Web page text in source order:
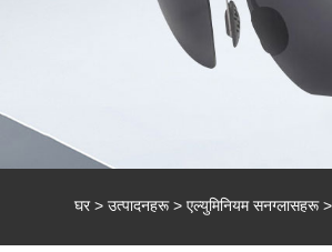
घर > उत्पादनहरू>एल्युमिनियम सनग्लासहरू>